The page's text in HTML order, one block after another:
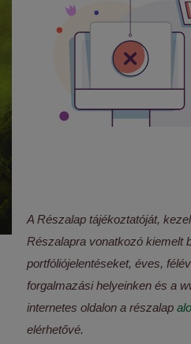
A Részalap tájékoztatóját,
Részalapra vonatkozó kiemelt
portfóliójelentéseket, éves,
forgalmazási helyeinken és a
internetes oldalon a részalap
elérhetővé.